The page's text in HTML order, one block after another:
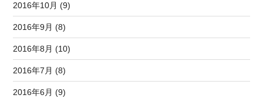
2016年10月 (9)
2016年9月 (8)
2016年8月 (10)
2016年7月 (8)
2016年6月 (9)